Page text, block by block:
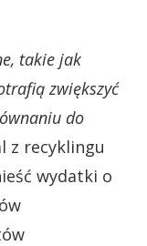
takie jak
zwiększyć
do
z recyklingu
wydatki o